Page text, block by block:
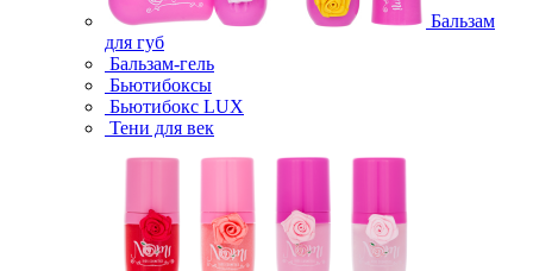
Бальзам
для губ
Бальзам-гель
Бьютибоксы
Бьютибокс LUX
Тени для век